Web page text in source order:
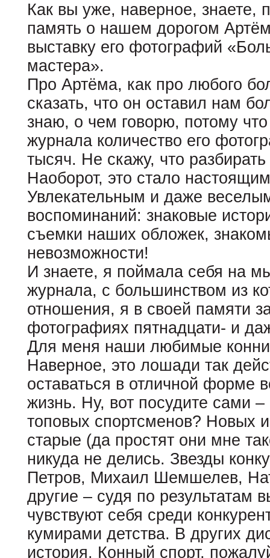
Как вы уже, наверное, знаете,
память о нашем дорогом
выставку его фотографий
мастера».
Про Артёма, как про любого
сказать, что он оставил нам
знаю, о чем говорю, потому
журнала количество его
тысяч. Не скажу, что
Наоборот, это стало
Увлекательным и даже
воспоминаний: знаковые
съемки наших обложек,
невозможности!
И знаете, я поймала себя на
журнала, с большинством из
отношения, я в своей памяти
фотографиях пятнадцати- и
Для меня наши любимые
Наверное, это лошади так
оставаться в отличной форме
жизнь. Ну, вот посудите сами
топовых спортсменов? Новых
старые (да простят они мне
никуда не делись. Звезды
Петров, Михаил Шемшелев,
другие – судя по результатам
чувствуют себя среди
кумирами детства. В других
история. Конный спорт,